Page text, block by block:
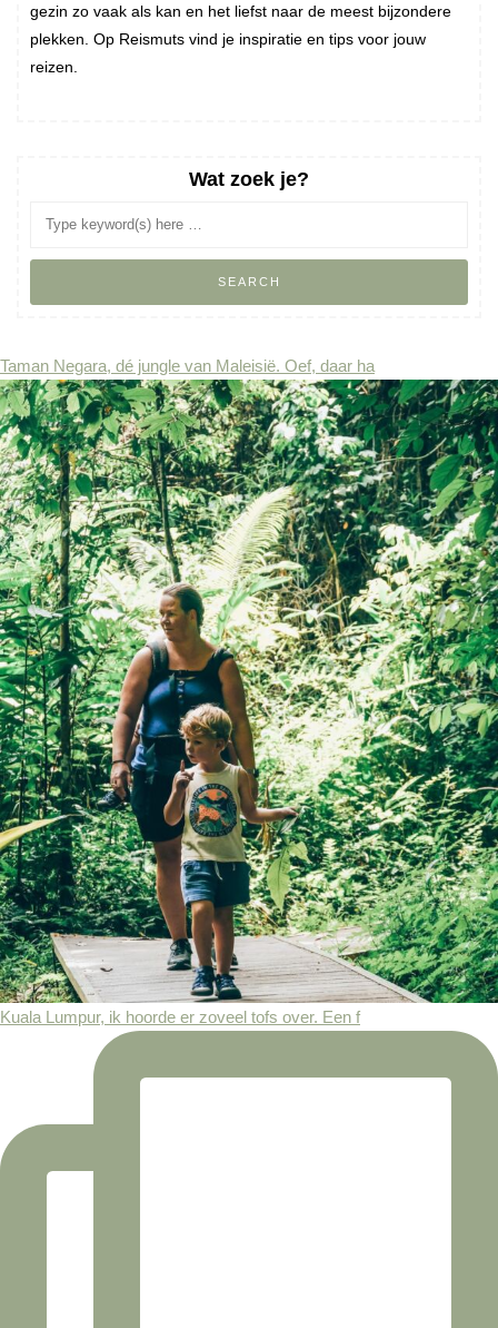
gezin zo vaak als kan en het liefst naar de meest bijzondere
plekken. Op Reismuts vind je inspiratie en tips voor jouw
reizen.
Wat zoek je?
Taman Negara, dé jungle van Maleisië. Oef, daar ha
Kuala Lumpur, ik hoorde er zoveel tofs over. Een f